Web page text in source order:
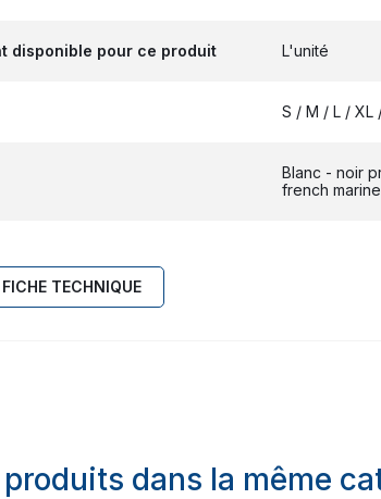
disponible pour ce produit L'unité
S / M / L / XL
Blanc - noir
french
TECHNIQUE
dans la même